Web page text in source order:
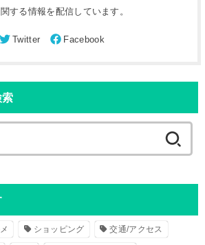
する情報を配信しています。
索
ショッピング 交通/アクセス